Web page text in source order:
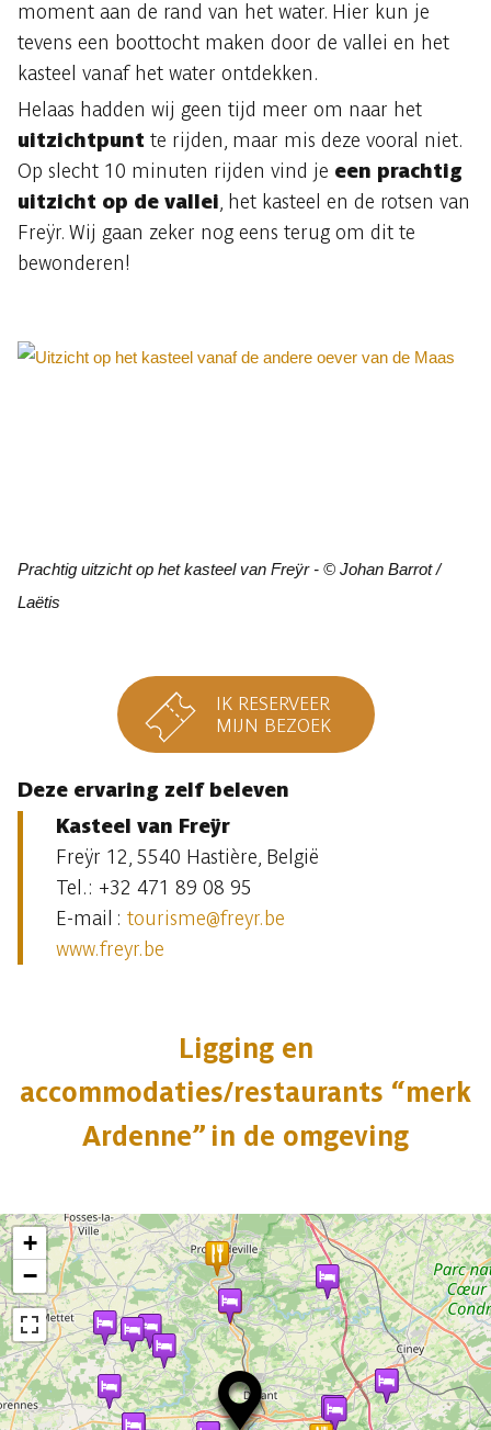
moment aan de rand van het water. Hier kun je
tevens een boottocht maken door de vallei en het
kasteel vanaf het water ontdekken.
Helaas hadden wij geen tijd meer om naar het
uitzichtpunt te rijden, maar mis deze vooral niet.
Op slecht 10 minuten rijden vind je een prachtig
uitzicht op de vallei , het kasteel en de rotsen van
Freÿr. Wij gaan zeker nog eens terug om dit te
bewonderen!
Prachtig uitzicht op het kasteel van Freÿr - © Johan Barrot /
Laëtis
IK RESERVEER
MIJN BEZOEK
Deze ervaring zelf beleven
Kasteel van Freÿr
Freÿr 12, 5540 Hastière, België
Tel.: +32 471 89 08 95
E-mail : tourisme@freyr.be
www.freyr.be
Ligging en
accommodaties/restaurants “merk
Ardenne” in de omgeving
+
−